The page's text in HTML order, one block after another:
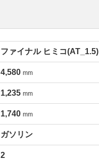
ファイナル ヒミコ(AT_1.5)
4,580 mm
1,235 mm
1,740 mm
ガソリン
2